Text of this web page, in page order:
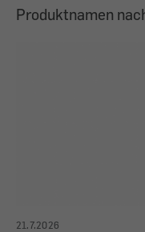
Produktnamen
21.7.2026